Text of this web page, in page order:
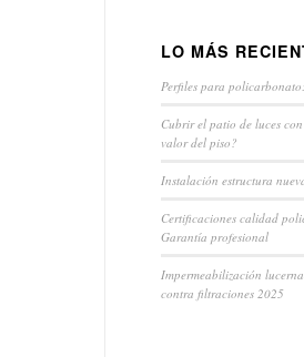
LO MÁS
Perfiles para
Cubrir el patio de luces
valor del piso?
Instalación estructura
Certificaciones calidad
Garantía profesional
Impermeabilización
contra filtraciones 2025